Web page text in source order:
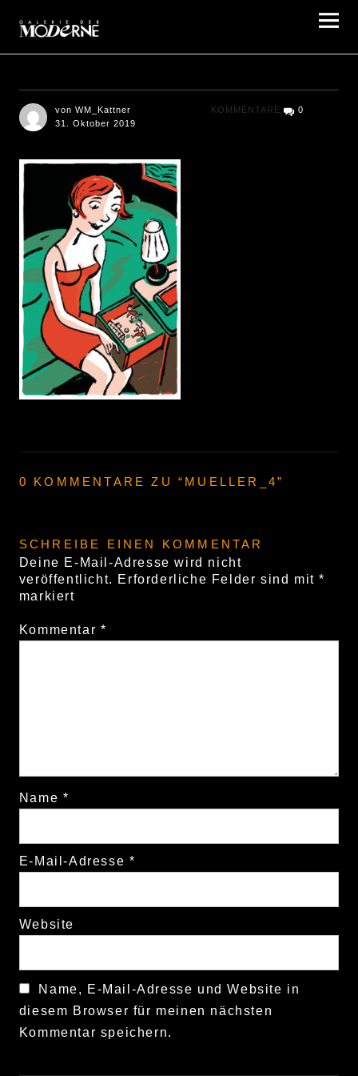
von WM_Kattner
31. Oktober 2019
KOMMENTARE 0
0 KOMMENTARE ZU “ MUELLER_4”
SCHREIBE EINEN KOMMENTAR
Deine E-Mail-Adresse wird nicht
veröffentlicht. Erforderliche Felder sind mit*
markiert
Kommentar *
Name *
E-Mail-Adresse *
Website
Name, E-Mail-Adresse und Website in
diesem Browser für meinen nächsten
Kommentar speichern.